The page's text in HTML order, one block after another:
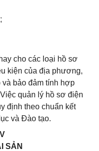
cho các loại hồ sơ
kiện của địa phương,
bảo đảm tính hợp
quản lý hồ sơ điện
định theo chuẩn kết
và Đào tạo.
SẢN